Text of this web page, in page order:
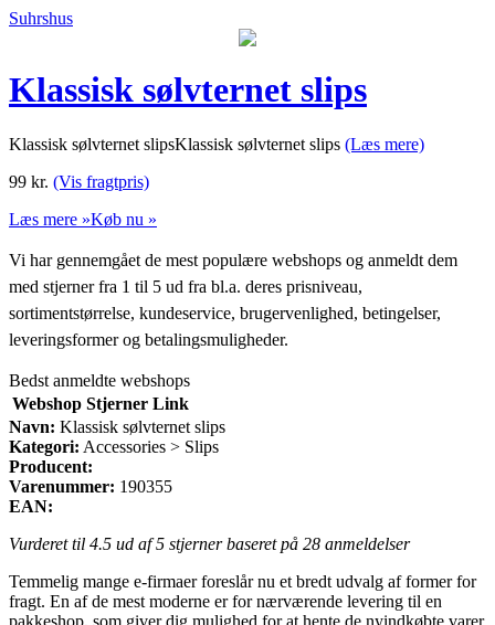
Suhrshus
Klassisk sølvternet slips
Klassisk sølvternet slipsKlassisk sølvternet slips (Læs mere)
99 kr. (Vis fragtpris)
Læs mere »Køb nu »
Vi har gennemgået de mest populære webshops og anmeldt dem
med stjerner fra 1 til 5 ud fra bl.a. deres prisniveau,
sortimentstørrelse, kundeservice, brugervenlighed, betingelser,
leveringsformer og betalingsmuligheder.
Bedst anmeldte webshops
Webshop Stjerner Link
Navn: Klassisk sølvternet slips
Kategori: Accessories > Slips
Producent:
Varenummer: 190355
EAN:
Vurderet til 4.5 ud af 5 stjerner baseret på 28 anmeldelser
Temmelig mange e-firmaer foreslår nu et bredt udvalg af former for
fragt. En af de mest moderne er for nærværende levering til en
pakkeshop, som giver dig mulighed for at hente de nyindkøbte varer